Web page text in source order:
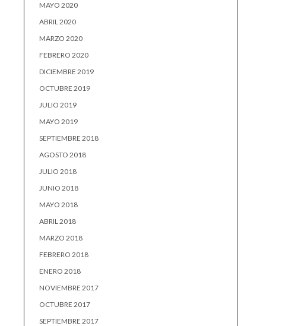
MAYO 2020
ABRIL 2020
MARZO 2020
FEBRERO 2020
DICIEMBRE 2019
OCTUBRE 2019
JULIO 2019
MAYO 2019
SEPTIEMBRE 2018
AGOSTO 2018
JULIO 2018
JUNIO 2018
MAYO 2018
ABRIL 2018
MARZO 2018
FEBRERO 2018
ENERO 2018
NOVIEMBRE 2017
OCTUBRE 2017
SEPTIEMBRE 2017